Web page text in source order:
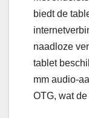
biedt de
naadloze
tablet
mm audio-
OTG, wat